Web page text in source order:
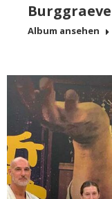
Burggraeve
Album ansehen